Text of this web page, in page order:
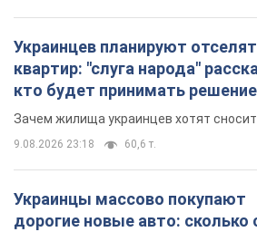
Украинцев планируют
квартир: "слуга народа"
кто будет принимать
сносе домов
Зачем жилища украинцев хотят
9.08.2026 23:18 60,6 т.
Украинцы массово покупают
дорогие новые авто: сколько